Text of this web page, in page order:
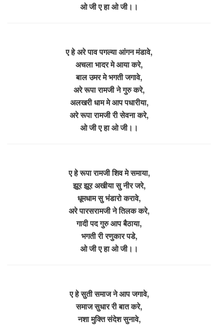
ओ जी ए हा ओ जी।।
ए हे अरे पाव पगल्या आंगन मंडावे,
अचला भादर मे आया करे,
बाल उमर मे भगती जगावे,
अरे रूपा रामजी ने गुरु करे,
अलखरी धाम मे आप पधारीया,
अरे रूपा रामजी री सेवना करे,
ओ जी ए हा ओ जी।।
ए हे रूपा रामजी शिव मे समाया,
झूर झूर अखीया सु नीर जरे,
धूमधाम सु भंडारो करावे,
अरे पारसरामजी ने तिलक करे,
गादी पद गुरु आप बैठाया,
भगती री रणुकार पडे,
ओ जी ए हा ओ जी।।
ए हे सुती समाज ने आप जगावे,
समाज सुधार री बात करे,
नशा मुक्ति संदेश सुनावे,